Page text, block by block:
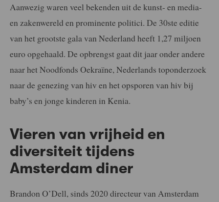
Aanwezig waren veel bekenden uit de kunst- en media-
en zakenwereld en prominente politici. De 30ste editie
van het grootste gala van Nederland heeft 1,27 miljoen
euro opgehaald. De opbrengst gaat dit jaar onder andere
naar het Noodfonds Oekraïne, Nederlands toponderzoek
naar de genezing van hiv en het opsporen van hiv bij
baby’s en jonge kinderen in Kenia.
Vieren van vrijheid en
diversiteit tijdens
Amsterdam diner
Brandon O’Dell, sinds 2020 directeur van Amsterdam